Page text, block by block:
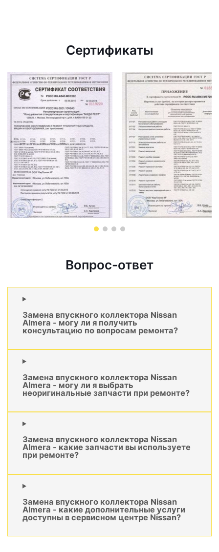
Сертификаты
Вопрос-ответ
Замена впускного коллектора Nissan
Almera - могу ли я получить
консультацию по вопросам ремонта?
Замена впускного коллектора Nissan
Almera - могу ли я выбрать
неоригинальные запчасти при ремонте?
Замена впускного коллектора Nissan
Almera - какие запчасти вы используете
при ремонте?
Замена впускного коллектора Nissan
Almera - какие дополнительные услуги
доступны в сервисном центре Nissan?